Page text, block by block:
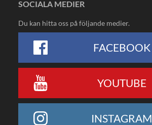
SOCIALA MEDIER
Du kan hitta oss på följande medier.
FACEBOOK
YOUTUBE
INSTAGRAM